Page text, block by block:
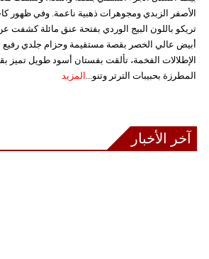
الأصفر الزبدي ومجوهرات ذهبية ناعمة. وفي ظهور
تريكو باللون البيج الوردي بفتحة عنق مائلة كشفت
أبيض عالي الخصر بقصة مستقيمة وحزام جلدي رفيع
الإطلالات الفخمة، تألقت بفستان أسود طويل تميز
المطرزة بحبيبات الترتر وتنو... المزيد
آخر الأخبار